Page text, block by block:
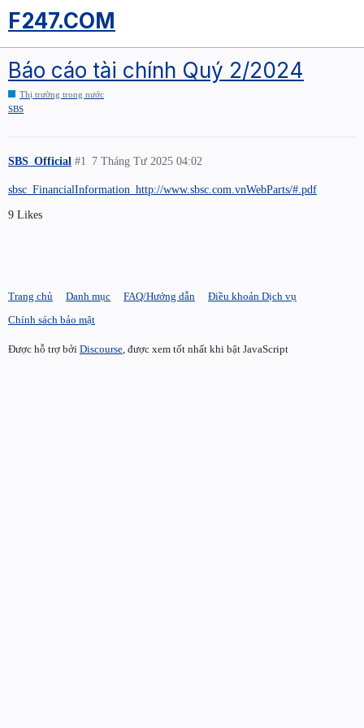
F247.COM
Báo cáo tài chính Quý 2/2024
Thị trường trong nước
SBS
SBS_Official 7 Tháng Tư 2025 04:02
#1
sbsc_FinancialInformation_http://www.sbsc.com.vnWebParts/#.pdf
9 Likes
Trang chủ Danh mục FAQ/Hướng dẫn
Điều khoản Dịch vụ
Chính sách bảo mật
Được hỗ trợ bởi Discourse , được xem tốt nhất khi bật JavaScript